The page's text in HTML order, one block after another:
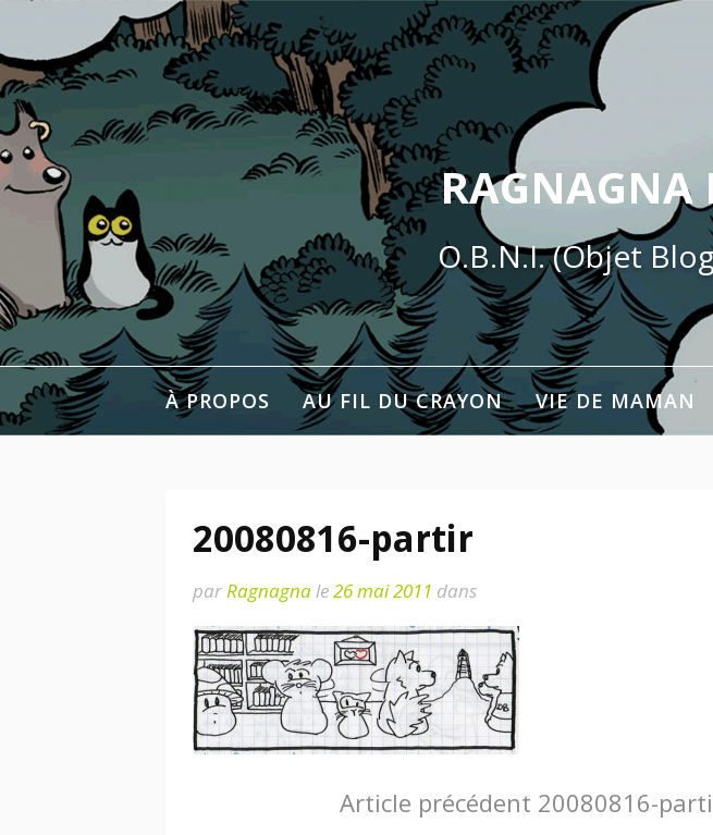
contenu
RAGNAGNA
O.B.N.I. (Objet
À PROPOS AU FIL DU CRAYON VIE DE MAMAN
20080816-partir
parRagnagnale26 mai 2011 dans
Article précédent 20080816-